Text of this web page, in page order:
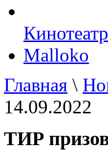
Кинотеатр
Malloko
Главная \
14.09.2022
ТИР